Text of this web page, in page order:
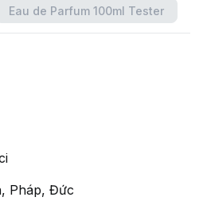
Eau de Parfum 100ml Tester
Đức